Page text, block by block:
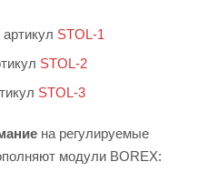
STOL-1
STOL-2
STOL-3
на регулируемые
модули BOREX: